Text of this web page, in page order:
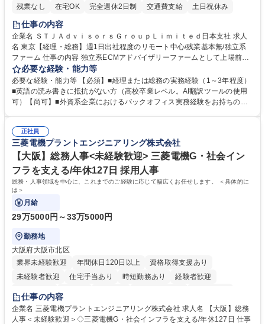
残業なし 在宅OK 完全週休2日制 交通費支給 土日祝休み
仕事の内容
企業名 ＳＴＪＡｄｖｉｓｏｒｓＧｒｏｕｐＬｉｍｉｔｅｄ日本支社 求人
名 東京【経理・総務】週1日出社程度のリモート中心/残業基本無/独立系
ファーム 仕事の内容 独立系ECMアドバイザリーファームとして上場前後
の資本市場戦略を設計する当社にて経理・総務をお任せします。基礎的な
バックオフィス業務からスタートし組織を支える専任担当として広く活躍
できる環境です。 ■日常経理、月次および年次決算サポート業務 ■本国
（グローバル）との英文メール対応（AI翻訳ツール等を使用しての対応で
業務をお任せします。残業も基本的には発生せず、ご自身のペースで業務
を進めやすく定着率の高い環境です。 募集職種 東京【経理・総務】週1日
出社程度のリモート中心/残業基本無/独立系ファーム
必要な経験・能力等
必要な経験・能力等 【必須】■経理または総務の実務経験（1～3年程度）
■英語の読み書きに抵抗がない方（高校卒業レベル。AI翻訳ツールの使用
可）【尚可】■外資系企業におけるバックオフィス実務経験をお持ちの方
【働き方について】現在は週4日程度の在宅勤務を実施しており、ワーク
ライフバランスを重視する方に最適な環境です（フルリモートも面接で相
談可）。【求める人物像】幅広いバックオフィス業務に柔軟に対応でき、
社内外と円滑にコミュニケーションを取りながら業務を推進できる方 学
歴・資格 学歴：大学院 大学 高専 短大 専修学校 高校 語学力： 資格：
正社員
三菱電機プラントエンジニアリング株式会社
【大阪】総務人事<未経験歓迎> 三菱電機G・社会イン
フラを支える/年休127日 採用人事
総務・人事領域を中心に、これまでのご経験に応じて幅広くお任せします。 ＜具体的に
は＞
月給
29万5000円～33万5000円
勤務地
大阪府大阪市北区
業界未経験歓迎
年間休日120日以上
資格取得支援あり
未経験者歓迎
住宅手当あり 時短勤務あり
経験者歓迎
退職金あり
駅近5分以内
土日祝休み 服装自由 寮・社宅あり 食事補助あり
仕事の内容
企業名 三菱電機プラントエンジニアリング株式会社 求人名 【大阪】総務
人事＜未経験歓迎＞◇三菱電機G・社会インフラを支える/年休127日 仕事